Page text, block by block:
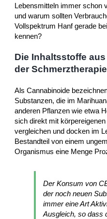
Lebensmitteln immer schon
und warum sollten
Vollspektrum Hanf gerade
kennen?
Die Inhaltsstoffe
der Schmerztherapie
Als Cannabinoide
Substanzen, die im
anderen Pflanzen wie etwa
sich direkt mit
vergleichen und docken im
Bestandteil von einem
Organismus eine Menge
Der Konsum von
der noch neuen
immer eine Art
Ausgleich, so dass